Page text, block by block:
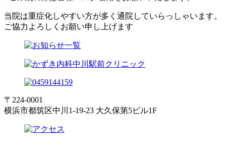
当院は重症化しやすい方が多く通院していらっしゃいます。
ご協力よろしくお願い申し上げます
〒224-0001
横浜市都筑区中川1-19-23 大久保第5ビル1F